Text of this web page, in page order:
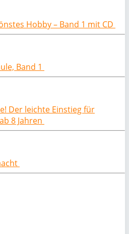
Hobby – Band 1 mit CD
Band 1
Der leichte Einstieg für
8 Jahren